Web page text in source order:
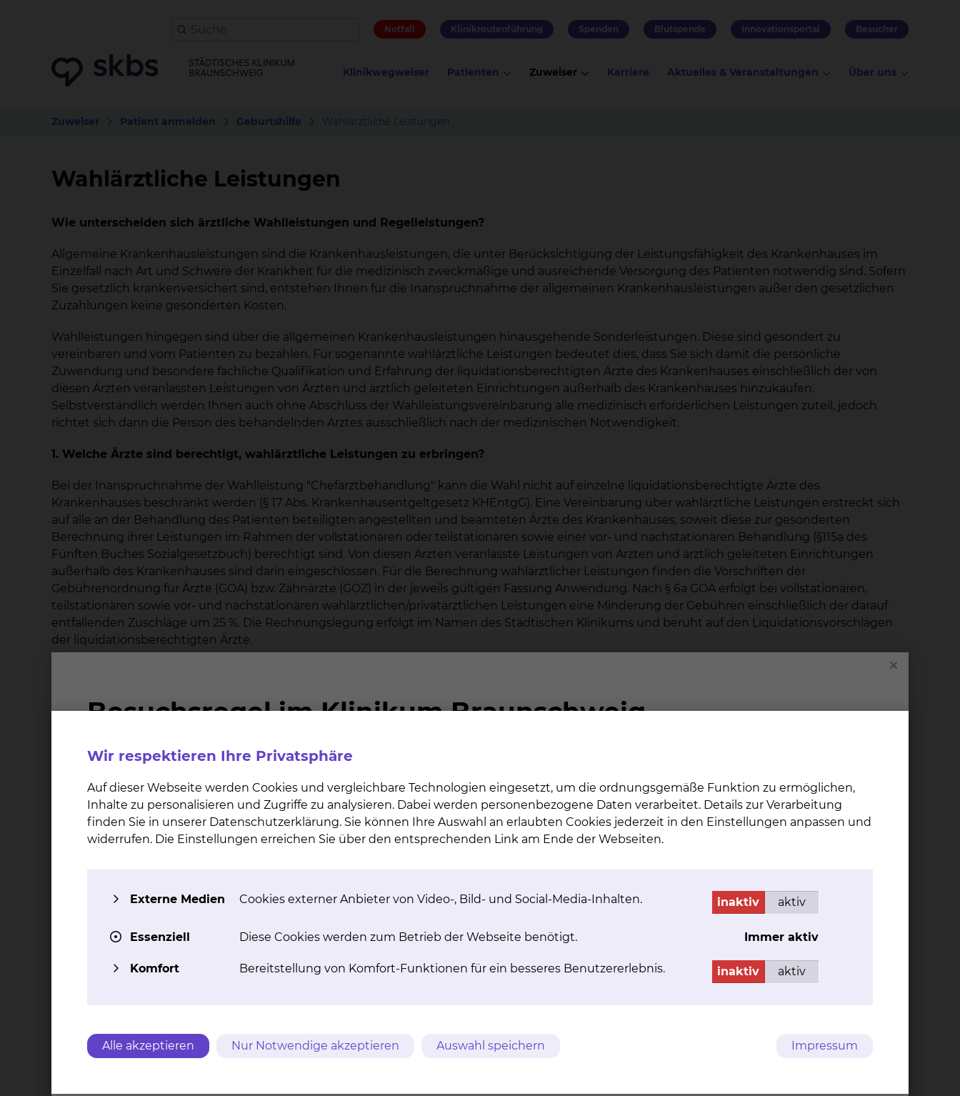
Notfall Klinikroutenführung Spenden Blutspende Innovationsportal Besucher
Klinikwegweiser Patienten Zuweiser Karriere Aktuelles & Veranstaltungen Über uns
Zuweiser Patient anmelden Geburtshilfe Wahlärztliche Leistungen
Wahlärztliche Leistungen
Wie unterscheiden sich ärztliche Wahlleistungen und Regelleistungen?
Allgemeine Krankenhausleistungen sind die Krankenhausleistungen, die unter Berücksichtigung der Leistungsfähigkeit des Krankenhauses im
Einzelfall nach Art und Schwere der Krankheit für die medizinisch zweckmäßige und ausreichende Versorgung des Patienten notwendig sind. Sofern
Sie gesetzlich krankenversichert sind, entstehen Ihnen für die Inanspruchnahme der allgemeinen Krankenhausleistungen außer den gesetzlichen
Zuzahlungen keine gesonderten Kosten.
Wahlleistungen hingegen sind über die allgemeinen Krankenhausleistungen hinausgehende Sonderleistungen. Diese sind gesondert zu
vereinbaren und vom Patienten zu bezahlen. Für sogenannte wahlärztliche Leistungen bedeutet dies, dass Sie sich damit die persönliche
Zuwendung und besondere fachliche Qualifikation und Erfahrung der liquidationsberechtigten Ärzte des Krankenhauses einschließlich der von
diesen Ärzten veranlassten Leistungen von Ärzten und ärztlich geleiteten Einrichtungen außerhalb des Krankenhauses hinzukaufen.
Selbstverständlich werden Ihnen auch ohne Abschluss der Wahlleistungsvereinbarung alle medizinisch erforderlichen Leistungen zuteil, jedoch
richtet sich dann die Person des behandelnden Arztes ausschließlich nach der medizinischen Notwendigkeit.
1. Welche Ärzte sind berechtigt, wahlärztliche Leistungen zu erbringen?
Bei der Inanspruchnahme der Wahlleistung "Chefarztbehandlung" kann die Wahl nicht auf einzelne liquidationsberechtigte Ärzte des
Krankenhauses beschränkt werden (§ 17 Abs. Krankenhausentgeltgesetz KHEntgG). Eine Vereinbarung über wahlärztliche Leistungen erstreckt sich
auf alle an der Behandlung des Patienten beteiligten angestellten und beamteten Ärzte des Krankenhauses, soweit diese zur gesonderten
Berechnung ihrer Leistungen im Rahmen der vollstationären oder teilstationären sowie einer vor- und nachstationären Behandlung (§115a des
Fünften Buches Sozialgesetzbuch) berechtigt sind. Von diesen Ärzten veranlasste Leistungen von Ärzten und ärztlich geleiteten Einrichtungen
außerhalb des Krankenhauses sind darin eingeschlossen. Für die Berechnung wahlärztlicher Leistungen finden die Vorschriften der
Gebührenordnung für Ärzte (GOÄ) bzw. Zahnärzte (GOZ) in der jeweils gültigen Fassung Anwendung. Nach § 6a GOÄ erfolgt bei vollstationären,
teilstationären sowie vor- und nachstationären wahlärztlichen/privatärztlichen Leistungen eine Minderung der Gebühren einschließlich der darauf
entfallenden Zuschläge um 25 %. Die Rechnungslegung erfolgt im Namen des Städtischen Klinikums und beruht auf den Liquidationsvorschlägen
der liquidationsberechtigten Ärzte.
Die gesondert berechenbaren ärztlichen Leistungen werden, auch soweit sie vom Krankenhaus berechnet werden, vom nachfolgend aufgeführten
und ihrer ständigen Vertreter werden Ihnen bei Abschluss eines Wahlleistungsvertrages „Chefarztbehandlung“ ausgehändigt. Die ärztlichen
2. Was geschieht, wenn der von Ihnen gewählte Wahlarzt verhindert ist?
Die Rechtsprechung unterscheidet bei der Erbringung einer wahlärztlichen Leistung durch einen ständigen Vertreter des Wahlarztes zwischen
vorhersehbarer und unvorhersehbarer Verhinderung des Wahlarztes. Bei einer unvorhersehbaren Verhinderung Ihres Wahlarztes wird die
wahlärztliche Leistung von seinem ständigen ärztlichen Vertreter übernommen. Bei Abschluss eines Vertrages für die Wahlleistung
"Chefarztbehandlung" erhalten Sie eine Aufstellung aller ständigen Vertreter der Chefärzte unseres Klinikums. Im Falle der unvorhersehbaren
Sie lassen die Behandlung in Form allgemeiner Krankenhausleistung, d.h. ohne Inanspruchnahme wahlärztlicher Leistungen durchführen;
Im letzteren Falle ist der Abschluss einer schriftlichen Vereinbarung erforderlich. Diese wird in der Krankenakte dokumentiert und muss von Ihnen
sie geltenden Tarifen berechnet.
Wir respektieren Ihre Privatsphäre
Auf dieser Webseite werden Cookies und vergleichbare Technologien eingesetzt, um die ordnungsgemäße Funktion zu ermöglichen,
Inhalte zu personalisieren und Zugriffe zu analysieren. Dabei werden personenbezogene Daten verarbeitet. Details zur Verarbeitung
finden Sie in unserer Datenschutzerklärung. Sie können Ihre Auswahl an erlaubten Cookies jederzeit in den Einstellungen anpassen und
widerrufen. Die Einstellungen erreichen Sie über den entsprechenden Link am Ende der Webseiten.
Externe Medien Cookies externer Anbieter von Video-, Bild- und Social-Media-Inhalten. inaktiv aktiv
Essenziell Diese Cookies werden zum Betrieb der Webseite benötigt. Immer aktiv
Komfort Bereitstellung von Komfort-Funktionen für ein besseres Benutzererlebnis. inaktiv aktiv
Alle akzeptieren Nur Notwendige akzeptieren Auswahl speichern Impressum